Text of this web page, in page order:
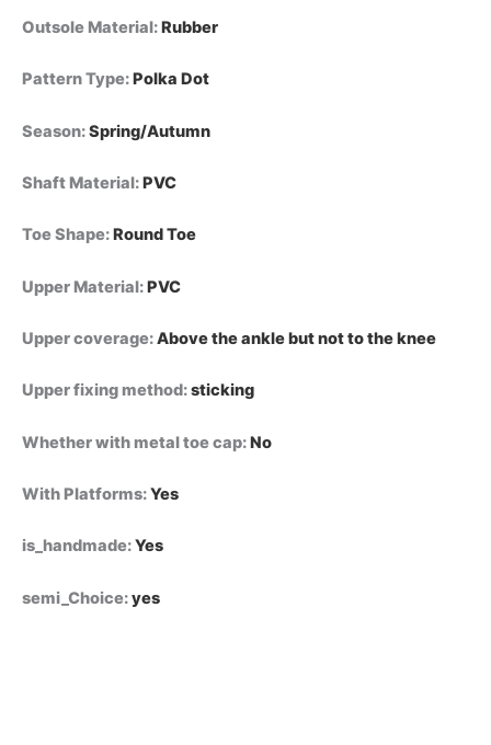
Outsole Material:Rubber
Pattern Type: Polka Dot
Season:Spring/Autumn
Shaft Material:PVC
Toe Shape: Round Toe
Upper Material:PVC
Upper coverage:Above the ankle but not to the knee
Upper fixing method:sticking
Whether with metal toe cap:No
With Platforms:Yes
is_handmade:Yes
semi_Choice:yes